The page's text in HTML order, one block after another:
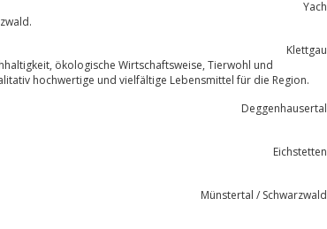
Yach
Klettgau
Tierwohl und
lokale, nachhaltige und qualitativ hochwertige und vielfältige Lebensmittel für die Region.
Deggenhausertal
Eichstetten
Münstertal / Schwarzwald